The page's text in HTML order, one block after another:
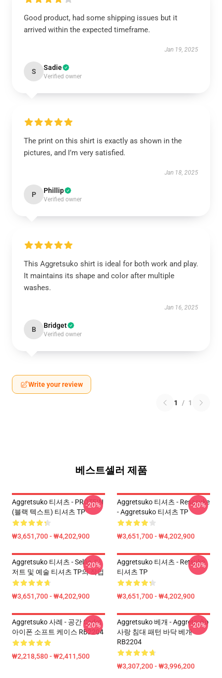
Good product, had some shipping issues but it
arrived within the expected timeframe.
Jan 19, 2025
S Sadie
Verified owner
The print on this shirt is exactly as shown in the
pictures, and I’m very satisfied.
Jan 18, 2025
P Phillip
Verified owner
This Aggretsuko shirt is ideal for both work and play.
It maintains its shape and color after multiple
washes.
Jan 16, 2025
B Bridget
Verified owner
Write your review
1 / 1
베스트셀러 제품
Aggretsuko 티셔츠 - PROTEIN
(블랙 텍스트) 티셔츠 TP
₩3,651,700 - ₩4,202,900
-20%
Aggretsuko 티셔츠 - Resasuke
- Aggretsuko 티셔츠 TP
₩3,651,700 - ₩4,202,900
-20%
Aggretsuko 티셔츠 - Selfie, 디
저트 및 예술 티셔츠 TP의 작업
₩3,651,700 - ₩4,202,900
-20%
Aggretsuko 티셔츠 - Retsuko
티셔츠 TP
₩3,651,700 - ₩4,202,900
-20%
Aggretsuko 사례 - 공간 Cadet
아이폰 소프트 케이스 RB2204
₩2,218,580 - ₩2,411,500
-20%
Aggretsuko 베개 - Aggretsuko
사랑 침대 패턴 바닥 베개
RB2204
₩3,307,200 - ₩3,996,200
-20%